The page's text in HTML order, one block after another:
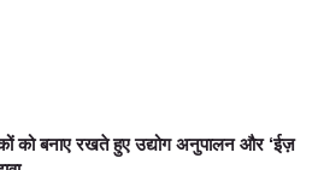
को बनाए रखते हुए उद्योग अनुपालन और ‘ईज़